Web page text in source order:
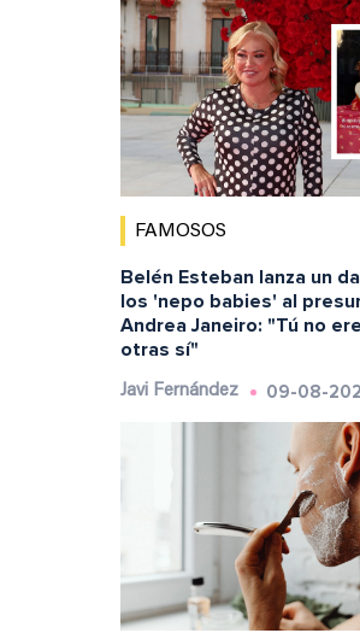
FAMOSOS
Belén Esteban lanza un
los 'nepo babies' al
Andrea Janeiro: "Tú no
otras sí"
Javi Fernández 09-08-